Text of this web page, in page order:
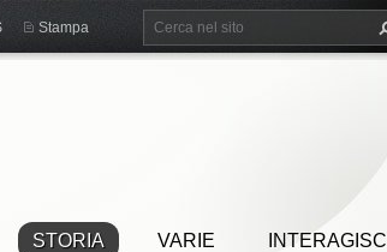
STORIA VARIE INTERAGISCI
Stampa